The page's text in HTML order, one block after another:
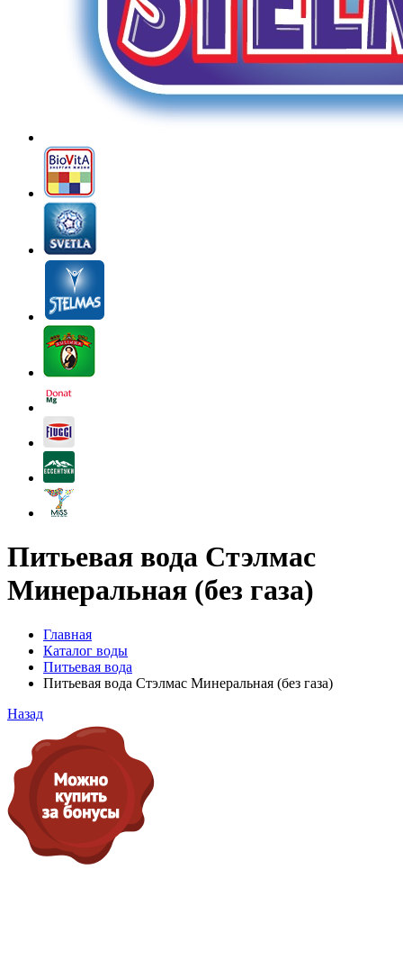
Питьевая вода Стэлмас
Минеральная (без газа)
Главная
Каталог воды
Питьевая вода
Питьевая вода Стэлмас Минеральная (без газа)
Назад